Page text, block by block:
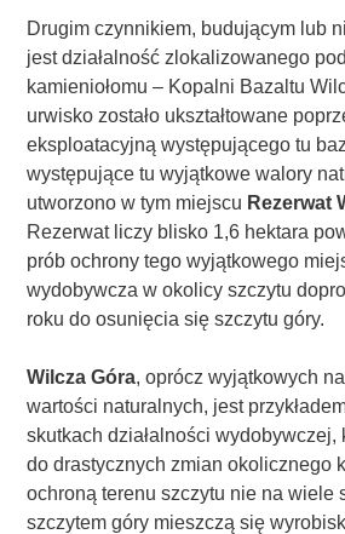
Drugim czynnikiem, budującym lub
jest działalność zlokalizowanego
kamieniołomu – Kopalni Bazaltu
urwisko zostało ukształtowane
eksploatacyjną występującego tu
występujące tu wyjątkowe walory
utworzono w tym miejscu Rezerwat
Rezerwat liczy blisko 1,6 hektara
prób ochrony tego wyjątkowego
wydobywcza w okolicy szczytu
roku do osunięcia się szczytu góry.
Wilcza Góra, oprócz wyjątkowych
wartości naturalnych, jest
skutkach działalności wydobywczej,
do drastycznych zmian okolicznego
ochroną terenu szczytu nie na wiele
szczytem góry mieszczą się